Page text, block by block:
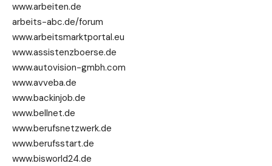
www.arbeiten.de
arbeits-abc.de/forum
www.arbeitsmarktportal.eu
www.assistenzboerse.de
www.autovision-gmbh.com
www.avveba.de
www.backinjob.de
www.bellnet.de
www.berufsnetzwerk.de
www.berufsstart.de
www.bisworld24.de